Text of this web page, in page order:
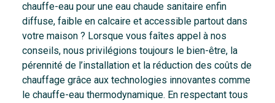
chauffe-eau pour une eau chaude sanitaire enfin
diffuse, faible en calcaire et accessible partout dans
votre maison ? Lorsque vous faîtes appel à nos
conseils, nous privilégions toujours le bien-être, la
pérennité de l’installation et la réduction des coûts de
chauffage grâce aux technologies innovantes comme
le chauffe-eau thermodynamique. En respectant tous